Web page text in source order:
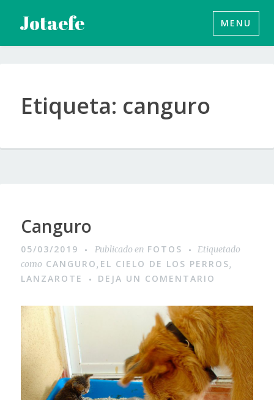
contenido
Jotaefe MENU
Etiqueta: canguro
Canguro
05/03/2019 Publicado en FOTOS
Etiquetado
como CANGURO, EL CIELO DE LOS PERROS,
LANZAROTE DEJA UN COMENTARIO